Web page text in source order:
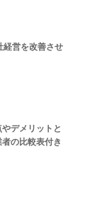
経営を改善させ
デメリットと
の比較表付き